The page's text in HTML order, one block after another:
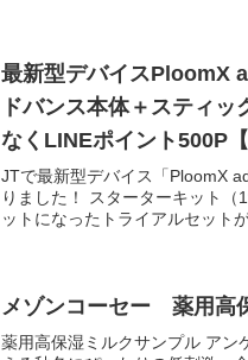
最新型デバイスPloomX
ドバンス本体＋スティ
なくLINEポイント500P
JTで最新型デバイス「PloomX
りました！ スターターキット
ットになったトライアルセット
メゾンコーセー 薬用高
薬用高保湿ミルクサンプル アン